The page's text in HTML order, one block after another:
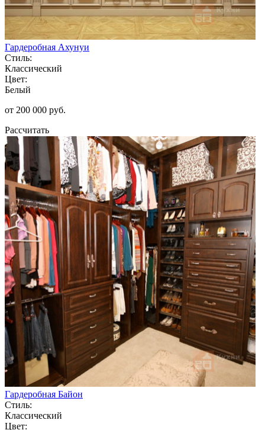
Гардеробная Ахунуи
Стиль:
Классический
Цвет:
Белый
от 200 000 руб.
Рассчитать
Гардеробная Байон
Стиль:
Классический
Цвет: